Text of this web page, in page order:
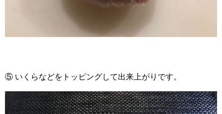
⑤ いくらなどをトッピングして出来上がりです。